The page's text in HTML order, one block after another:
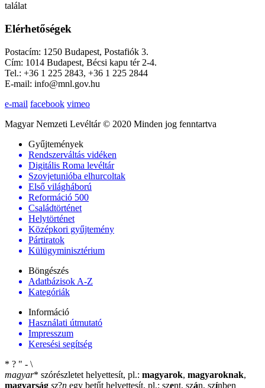
találat
Elérhetőségek
Postacím: 1250 Budapest, Postafiók 3.
Cím: 1014 Budapest, Bécsi kapu tér 2-4.
Tel.: +36 1 225 2843, +36 1 225 2844
E-mail: info@mnl.gov.hu
e-mail facebook vimeo
Magyar Nemzeti Levéltár © 2020 Minden jog fenntartva
Gyűjtemények
Rendszerváltás vidéken
Digitális Roma levéltár
Szovjetunióba elhurcoltak
Első világháború
Reformáció 500
Családtörténet
Helytörténet
Középkori gyűjtemény
Pártiratok
Külügyminisztérium
Böngészés
Adatbázisok A-Z
Kategóriák
Információ
Használati útmutató
Impresszum
Keresési segítség
* ? " - \
magyar* szórészletet helyettesít, pl.: magyarok, magyaroknak,
magyarság sz?n egy betűt helyettesít, pl.: szent, szán, színben